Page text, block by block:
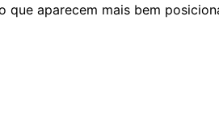
que aparecem mais bem